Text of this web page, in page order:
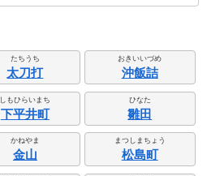
たちうち
太刀打
おきいいづめ
沖飯詰
しもひらいまち
下平井町
ひなた
雛田
かねやま
金山
まつしまちょう
松島町